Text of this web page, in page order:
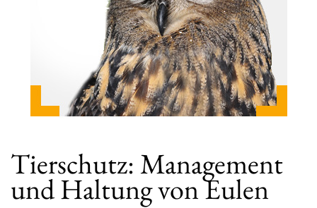
Tierschutz: Management
und Haltung von Eulen